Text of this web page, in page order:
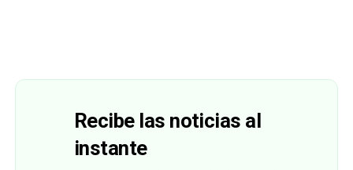
Recibe las noticias al
instante